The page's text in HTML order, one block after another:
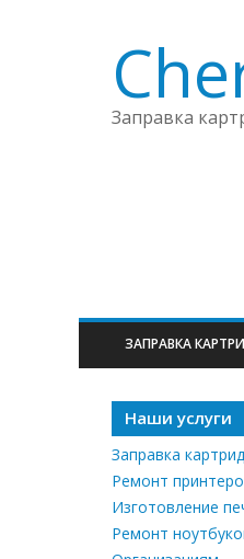
Заправка
ЗАПРАВКА
Наши услуги
Заправка
Ремонт
Изготовление
Ремонт